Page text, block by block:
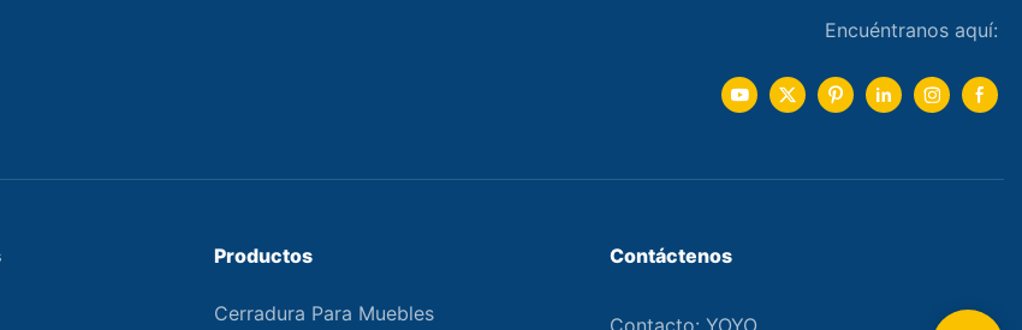
Encuéntranos aquí:
Productos
Cerradura Para Muebles
Contáctenos
Contacto: YOYO